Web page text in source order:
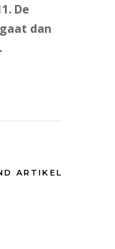
De
dan
ARTIKEL